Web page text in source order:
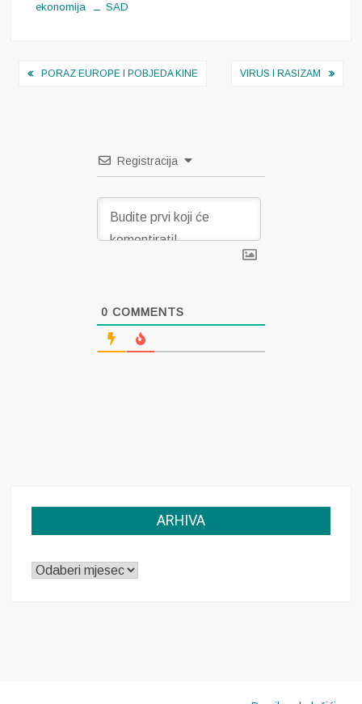
ekonomija SAD
Navigacija
PORAZ EUROPE I POBJEDA KINE VIRUS I RASIZAM
Registracija
0 COMMENTS
ARHIVA
ARHIVA